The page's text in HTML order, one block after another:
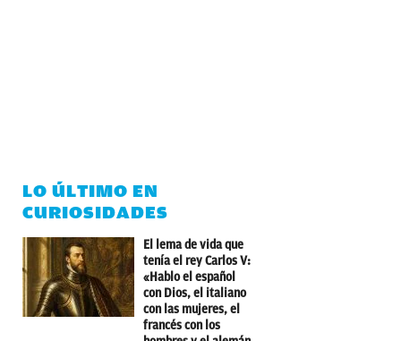
LO ÚLTIMO EN
CURIOSIDADES
El lema de vida que
tenía el rey Carlos V:
«Hablo el español
con Dios, el italiano
con las mujeres, el
francés con los